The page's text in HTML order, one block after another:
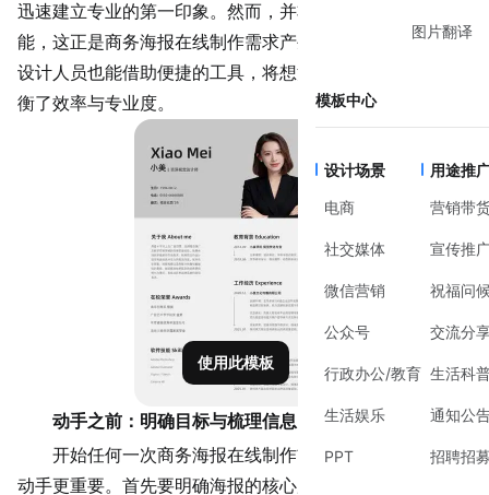
图片翻译
模板中心
设计场景
电商
社交媒体
微信营销
公众号
行政办公/教育
生活娱乐
PPT
用途推
营销带
宣传推
祝福问
交流分
生活科
通知公
招聘招
迅速建立专业的第一印象。然而，并非人人都有专业设计技
能，这正是商务海报在线制作需求产生的直接原因。它让非
设计人员也能借助便捷的工具，将想法转化为视觉成品，平
衡了效率与专业度。
使用此模板
动手之前：明确目标与梳理信息
开始任何一次商务海报在线制作前，清晰的规划比直接
动手更重要。首先要明确海报的核心用途：是用于线下张